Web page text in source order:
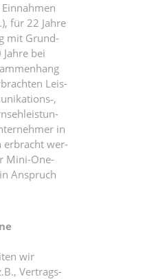
für 22 Jah­re
mit Grund­
bei
Leis­
in
erbracht wer­
Mini-One-
Anspruch
wir
Ver­trags­